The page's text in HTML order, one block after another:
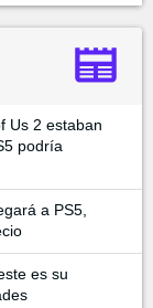
Us 2 estaban
podría
a PS5,
es su